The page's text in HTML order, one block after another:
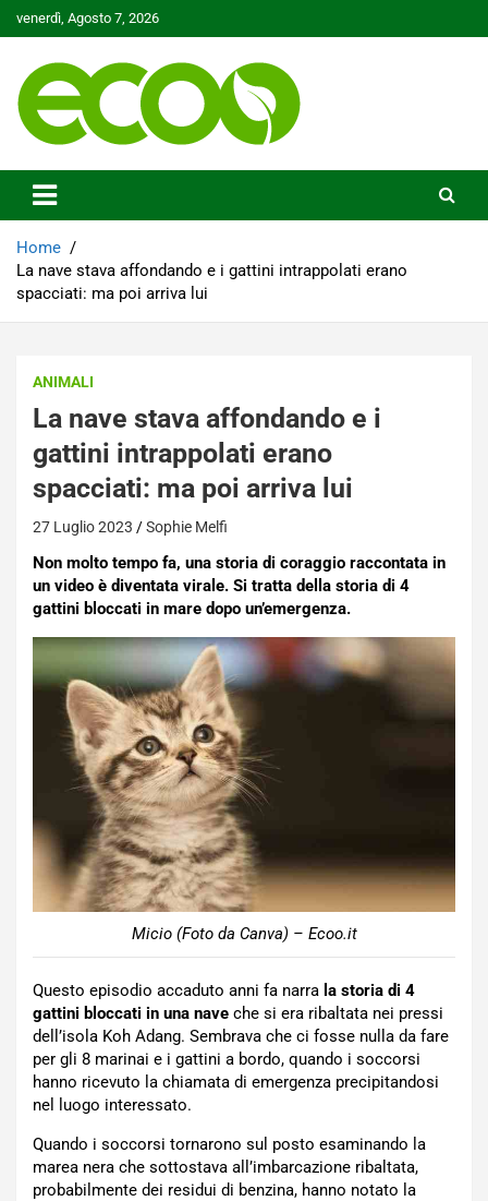
to
venerdì, Agosto 7, 2026
Ecoo.it
Home
La nave stava affondando e i gattini intrappolati erano
spacciati: ma poi arriva lui
ANIMALI
La nave stava affondando e i
gattini intrappolati erano
spacciati: ma poi arriva lui
27 Luglio 2023 Sophie Melfi
Non molto tempo fa, una storia di coraggio raccontata in
un video è diventata virale. Si tratta della storia di 4
gattini bloccati in mare dopo un’emergenza.
Micio (Foto da Canva) – Ecoo.it
Questo episodio accaduto anni fa narra la storia di 4
gattini bloccati in una nave che si era ribaltata nei pressi
dell’isola Koh Adang. Sembrava che ci fosse nulla da fare
per gli 8 marinai e i gattini a bordo, quando i soccorsi
hanno ricevuto la chiamata di emergenza precipitandosi
nel luogo interessato.
Quando i soccorsi tornarono sul posto esaminando la
marea nera che sottostava all’imbarcazione ribaltata,
probabilmente dei residui di benzina, hanno notato la